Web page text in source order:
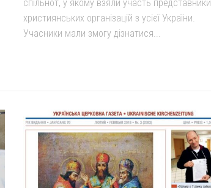
спільнот, у якому взяли участь представники
християнських організацій з усієї України.
Учасники мали змогу дізнатися...